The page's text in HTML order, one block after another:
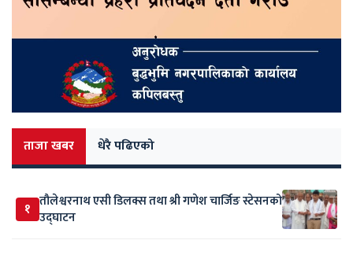
ताजा खबर धेरै पढिएको
१ तौलेश्वरनाथ एसी डिलक्स तथा श्री गणेश चार्जिङ स्टेसनको
उद्घाटन